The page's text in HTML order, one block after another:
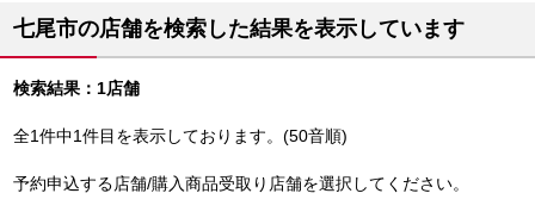
七尾市の店舗を検索した結果を表示しています
検索結果：1店舗
全1件中1件目を表示しております。(50音順)
予約申込する店舗/購入商品受取り店舗を選択してください。